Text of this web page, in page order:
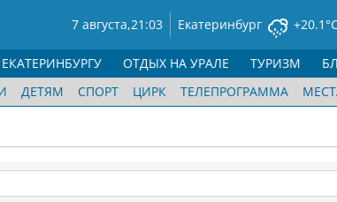
7 августа,21:03 Екатеринбург
ДЕТЯМ СПОРТ ЦИРК ТЕЛЕПРОГРАММА
ОТДЫХ НА УРАЛЕ ТУРИЗМ